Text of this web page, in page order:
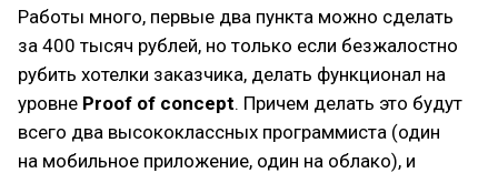
Работы много, первые два пункта можно сделать
за 400 тысяч рублей, но только если безжалостно
рубить хотелки заказчика, делать функционал на
уровне Proof of concept. Причем делать это будут
всего два высококлассных программиста (один
на мобильное приложение, один на облако), и